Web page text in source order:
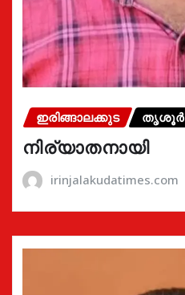
ഇരിങ്ങാലക്കുട തൃശൂർ
നിര്യാതനായി
irinjalakudatimes.com